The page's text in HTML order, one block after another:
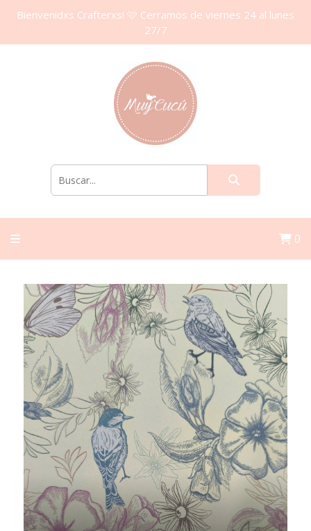
Bienvenidxs Crafterxs! 🩷 Cerramos de viernes 24 al lunes
27/7
0